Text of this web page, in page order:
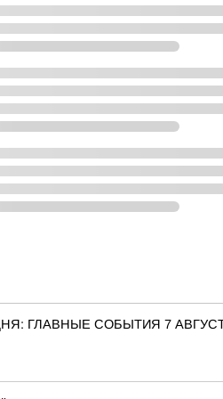
ГЛАВНЫЕ СОБЫТИЯ 7